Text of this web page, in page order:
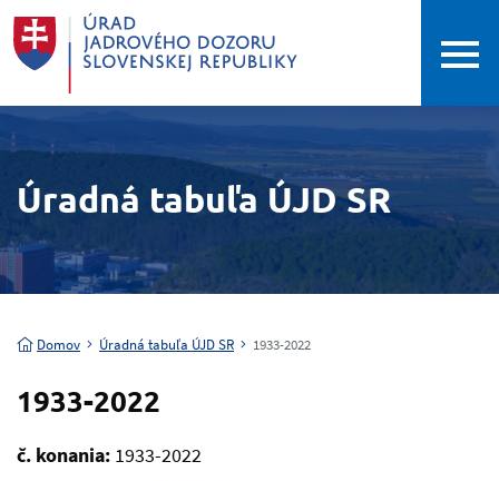
Úradná tabuľa ÚJD SR
Domov Úradná tabuľa ÚJD SR 1933-2022
1933-2022
č. konania: 1933-2022